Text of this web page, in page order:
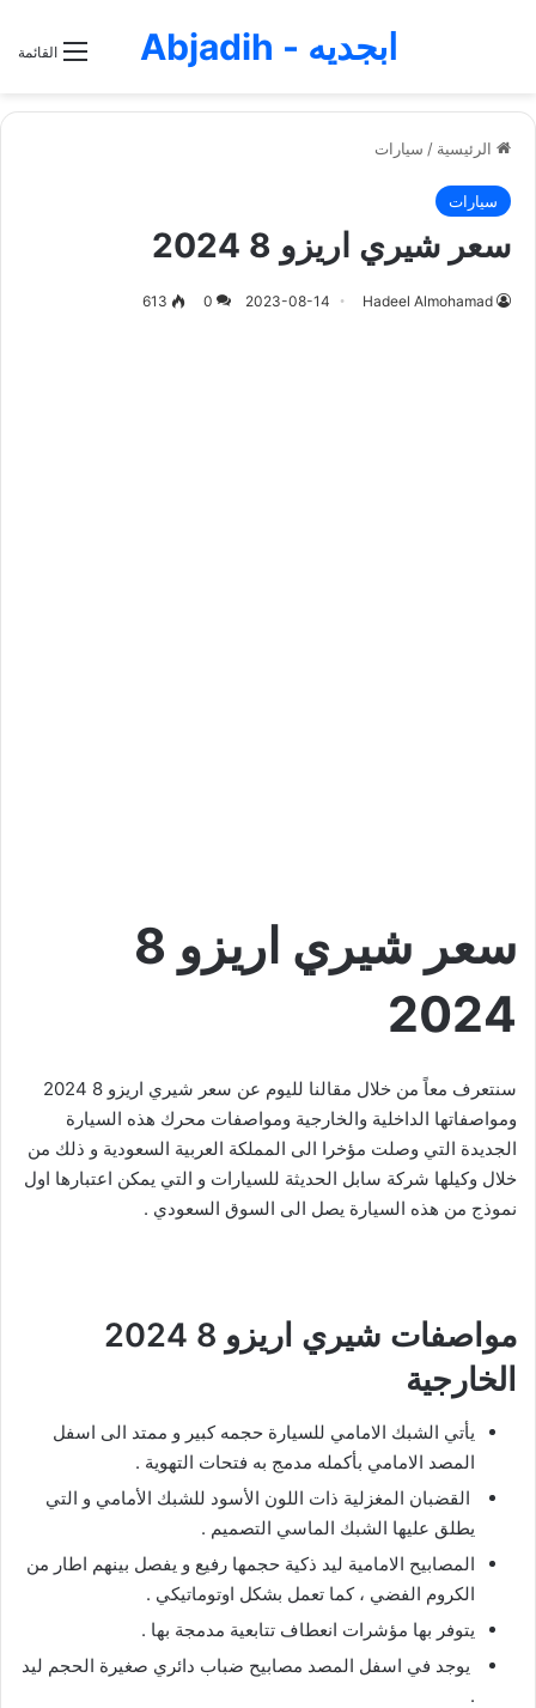
القائمة ابجديه - Abjadih
الرئيسية / سيارات
سيارات
سعر شيري اريزو 8 2024
Hadeel Almohamad
2023-08-14
0
613
سعر شيري اريزو 8
2024
سنتعرف معاً من خلال مقالنا لليوم عن سعر شيري اريزو 8 2024
ومواصفاتها الداخلية والخارجية ومواصفات محرك هذه السيارة
الجديدة التي وصلت مؤخرا الى المملكة العربية السعودية و ذلك من
خلال وكيلها شركة سابل الحديثة للسيارات و التي يمكن اعتبارها اول
نموذج من هذه السيارة يصل الى السوق السعودي .
مواصفات شيري اريزو 8 2024
الخارجية
يأتي الشبك الامامي للسيارة حجمه كبير و ممتد الى اسفل
المصد الامامي بأكمله مدمج به فتحات التهوية .
القضبان المغزلية ذات اللون الأسود للشبك الأمامي و التي
يطلق عليها الشبك الماسي التصميم .
المصابيح الامامية ليد ذكية حجمها رفيع و يفصل بينهم اطار من
الكروم الفضي ، كما تعمل بشكل اوتوماتيكي .
يتوفر بها مؤشرات انعطاف تتابعية مدمجة بها .
يوجد في اسفل المصد مصابيح ضباب دائري صغيرة الحجم ليد
.